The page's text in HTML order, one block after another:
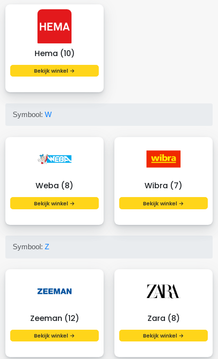
Hema (10)
Bekijk winkel →
Symbool:W
Weba (8)
Bekijk winkel →
Wibra (7)
Bekijk winkel →
Symbool:Z
Zeeman (12)
Bekijk winkel →
Zara (8)
Bekijk winkel →